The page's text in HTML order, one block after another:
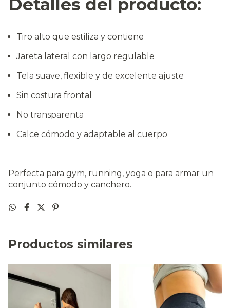
Detalles del producto:
Tiro alto que estiliza y contiene
Jareta lateral con largo regulable
Tela suave, flexible y de excelente ajuste
Sin costura frontal
No transparenta
Calce cómodo y adaptable al cuerpo
Perfecta para gym, running, yoga o para armar un
conjunto cómodo y canchero.
Productos similares